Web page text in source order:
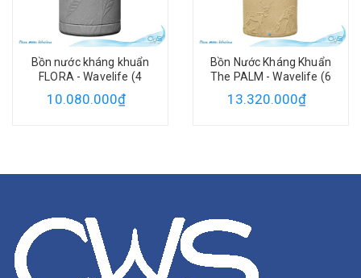
Bồn nước kháng khuẩn
FLORA - Wavelife (4
10.080.000₫
Bồn Nước Kháng Khuẩn
The PALM - Wavelife (6
13.320.000₫